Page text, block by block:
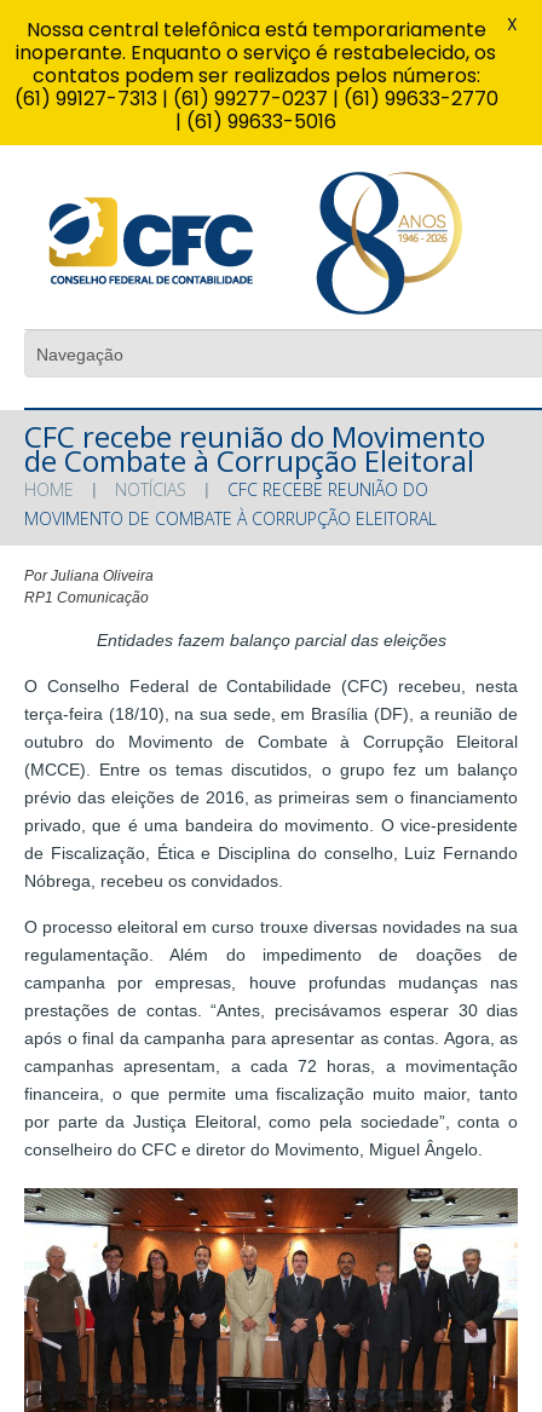
CFC recebe reunião do Movimento
de Combate à Corrupção Eleitoral
HOME NOTÍCIAS
CFC RECEBE REUNIÃO DO
MOVIMENTO DE COMBATE À CORRUPÇÃO ELEITORAL
Por Juliana Oliveira
RP1 Comunicação
Entidades fazem balanço parcial das eleições
O Conselho Federal de Contabilidade (CFC) recebeu, nesta
terça-feira (18/10), na sua sede, em Brasília (DF), a reunião de
outubro do Movimento de Combate à Corrupção Eleitoral
(MCCE). Entre os temas discutidos, o grupo fez um balanço
prévio das eleições de 2016, as primeiras sem o financiamento
privado, que é uma bandeira do movimento. O vice-presidente
de Fiscalização, Ética e Disciplina do conselho, Luiz Fernando
Nóbrega, recebeu os convidados.
O processo eleitoral em curso trouxe diversas novidades na sua
regulamentação. Além do impedimento de doações de
campanha por empresas, houve profundas mudanças nas
prestações de contas. “Antes, precisávamos esperar 30 dias
após o final da campanha para apresentar as contas. Agora, as
campanhas apresentam, a cada 72 horas, a movimentação
financeira, o que permite uma fiscalização muito maior, tanto
por parte da Justiça Eleitoral, como pela sociedade”, conta o
conselheiro do CFC e diretor do Movimento, Miguel Ângelo.
Nossa central telefônica está temporariamente
inoperante. Enquanto o serviço é restabelecido, os
contatos podem ser realizados pelos números:
(61) 99127-7313 | (61) 99277-0237 | (61) 99633-2770
| (61) 99633-5016
X